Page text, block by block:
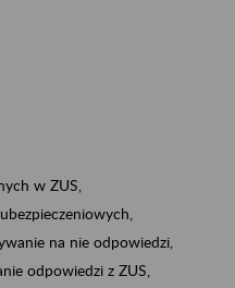
w ZUS,
na nie odpowiedzi,
odpowiedzi z ZUS,